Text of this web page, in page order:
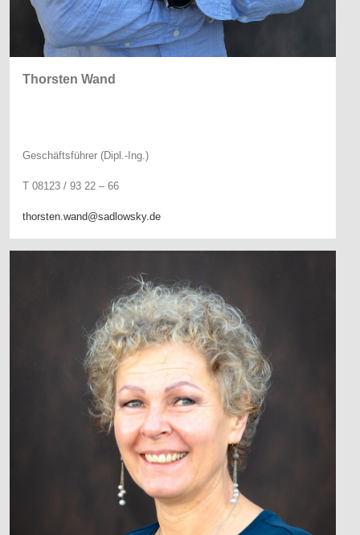
Thorsten Wand
Geschäftsführer (Dipl.-Ing.)
T 08123 / 93 22 – 66
thorsten.wand@sadlowsky.de